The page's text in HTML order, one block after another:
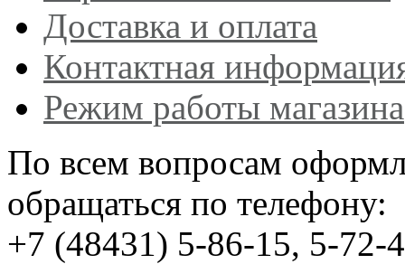
Доставка и оплата
Контактная
Режим работы магазина
По всем вопросам
обращаться по телефону:
+7 (48431) 5-86-15, 5-72-